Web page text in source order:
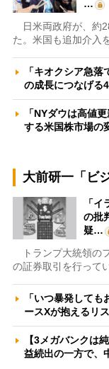
…
日米両政府が、約
た。米国も追加介入
「キオクシア急
の成長につなげ
「NYダウは高値
する米国株市場
大前研一「ビ
「
の批
疑…
トランプ大統領の
の証券取引を行って
「いつ暴発して
ースXが抱えるリ
【3メガバンクは
益続出の一方で、